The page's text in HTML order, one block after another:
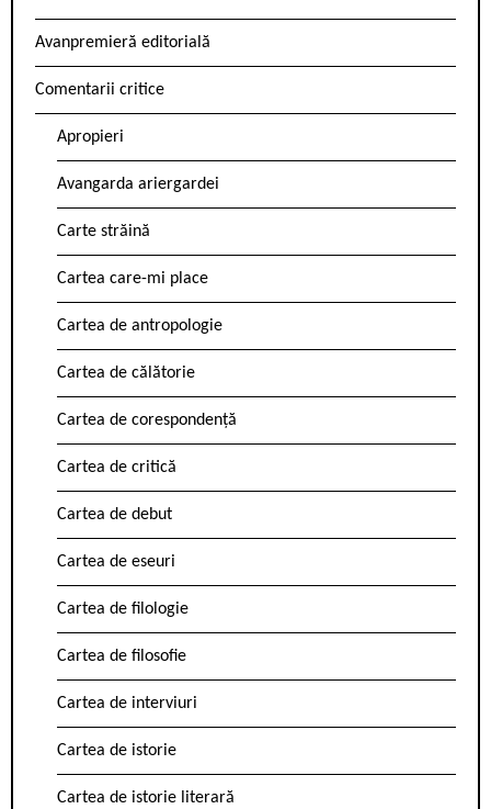
Avanpremieră editorială
Comentarii critice
Apropieri
Avangarda ariergardei
Carte străină
Cartea care-mi place
Cartea de antropologie
Cartea de călătorie
Cartea de corespondență
Cartea de critică
Cartea de debut
Cartea de eseuri
Cartea de filologie
Cartea de filosofie
Cartea de interviuri
Cartea de istorie
Cartea de istorie literară